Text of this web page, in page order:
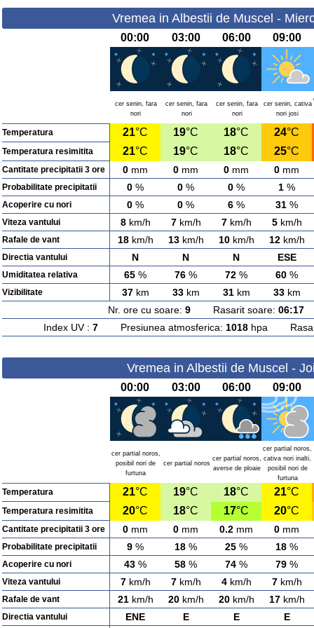
Vremea in Albestii de Muscel -
00:00 03:00 06:00 09:00
cer senin, fara
nori
cer senin, fara
nori
cer senin, fara
nori
cer senin, cativa
nori josi
Temperatura 21°C 19°C 18°C 24°C
Temperatura resimitita 21°C 19°C 18°C 25°C
Cantitate precipitatii 3 ore 0 mm 0 mm 0 mm 0 mm
Probabilitate precipitatii 0 % 0 % 0 % 1 %
Acoperire cu nori 0 % 0 % 6 % 31 %
Viteza vantului 8km/h 7km/h 7km/h 5km/h
Rafale de vant 18km/h 13km/h 10km/h 12km/h
Directia vantului N N N ESE
Umiditatea relativa 65 % 76 % 72 % 60 %
Vizibilitate 37km 33km 31km 33km
Nr. ore cu soare: 9Rasarit soare: 06:17
Index UV : 7Presiunea atmosferica: 1018hpa
Vremea in Albestii de Muscel -
00:00 03:00 06:00 09:00
cer partial noros,
posibil nori de
furtuna
cer partial noros
cer partial noros,
averse de ploaie
cer partial noros,
cativa nori inalti,
posibil nori de
furtuna
Temperatura 21°C 19°C 18°C 21°C
Temperatura resimitita 20°C 18°C 17°C 20°C
Cantitate precipitatii 3 ore 0 mm 0 mm 0.2 mm 0 mm
Probabilitate precipitatii 9 % 18 % 25 % 18 %
Acoperire cu nori 43 % 58 % 74 % 79 %
Viteza vantului 7km/h 7km/h 4km/h 7km/h
Rafale de vant 21km/h 20km/h 20km/h 17km/h
Directia vantului ENE E E E